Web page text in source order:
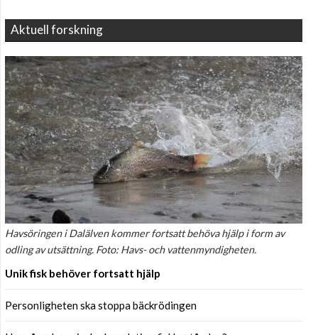
Aktuell forskning
Havsöringen i Dalälven kommer fortsatt behöva hjälp i form av
odling av utsättning. Foto: Havs- och vattenmyndigheten.
Unik fisk behöver fortsatt hjälp
Personligheten ska stoppa bäckrödingen